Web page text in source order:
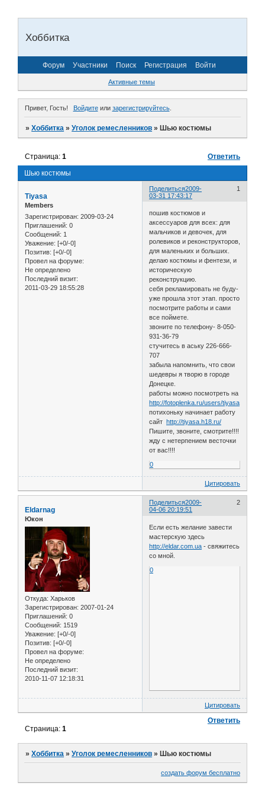
Хоббитка
Форум Участники Поиск Регистрация Войти
Активные темы
Привет, Гость! Войдитеили зарегистрируйтесь.
»Хоббитка »Уголок ремесленников »Шью костюмы
Шью костюмы
Страница:1 Ответить
Поделиться 1
2009-
03-31 17:43:17
Tiyasa
Members
Зарегистрирован: 2009-03-24
Приглашений: 0
Сообщений: 1
Уважение: [+0/-0]
Позитив: [+0/-0]
Провел на форуме:
Не определено
Последний визит:
2011-03-29 18:55:28
пошив костюмов и
аксессуаров для всех: для
мальчиков и девочек, для
ролевиков и реконструкторов,
для маленьких и больших.
делаю костюмы и фентези, и
историческую
реконструкцию.
себя рекламировать не буду-
уже прошла этот этап. просто
посмотрите работы и сами
все поймете.
звоните по телефону- 8-050-
931-36-79
стучитесь в аську 226-666-
707
забыла напомнить, что свои
шедевры я творю в городе
Донецке.
работы можно посмотреть на
http://fotoplenka.ru/users/tiyasa
потихоньку начинает работу
сайт http://tiyasa.h18.ru/
Пишите, звоните, смотрите!!!!
жду с нетерпением весточки
от вас!!!!
0
Цитировать
Поделиться 2
2009-
04-06 20:19:51
Eldarnag
Юкон
Откуда: Харьков
Зарегистрирован: 2007-01-24
Приглашений: 0
Сообщений: 1519
Уважение: [+0/-0]
Позитив: [+0/-0]
Провел на форуме:
Не определено
Последний визит:
2010-11-07 12:18:31
Если есть желание завести
мастерскую здесь
http://eldar.com.ua - свяжитесь
со мной.
0
Цитировать
Ответить
Страница:1
»Хоббитка »Уголок ремесленников » Шью костюмы
создать форум бесплатно